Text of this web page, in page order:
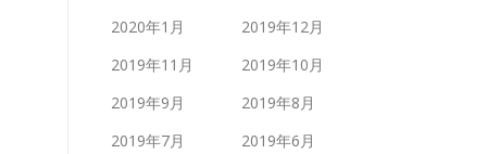
2020年1月
2019年12月
2019年11月
2019年10月
2019年9月
2019年8月
2019年7月
2019年6月